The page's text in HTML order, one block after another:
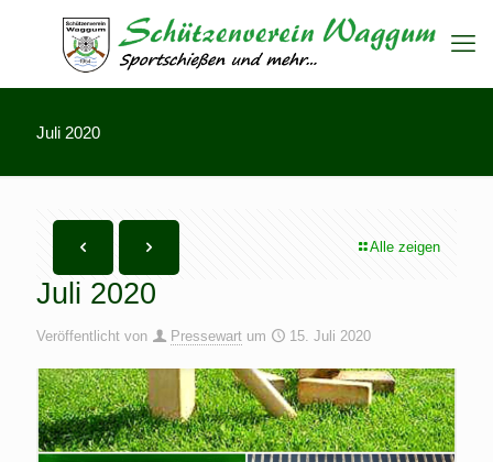
Juli 2020
Alle zeigen
Juli 2020
Veröffentlicht von Pressewart um 15. Juli 2020